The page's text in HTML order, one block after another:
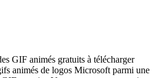
GIF animés gratuits à télécharger
animés de logos Microsoft parmi une